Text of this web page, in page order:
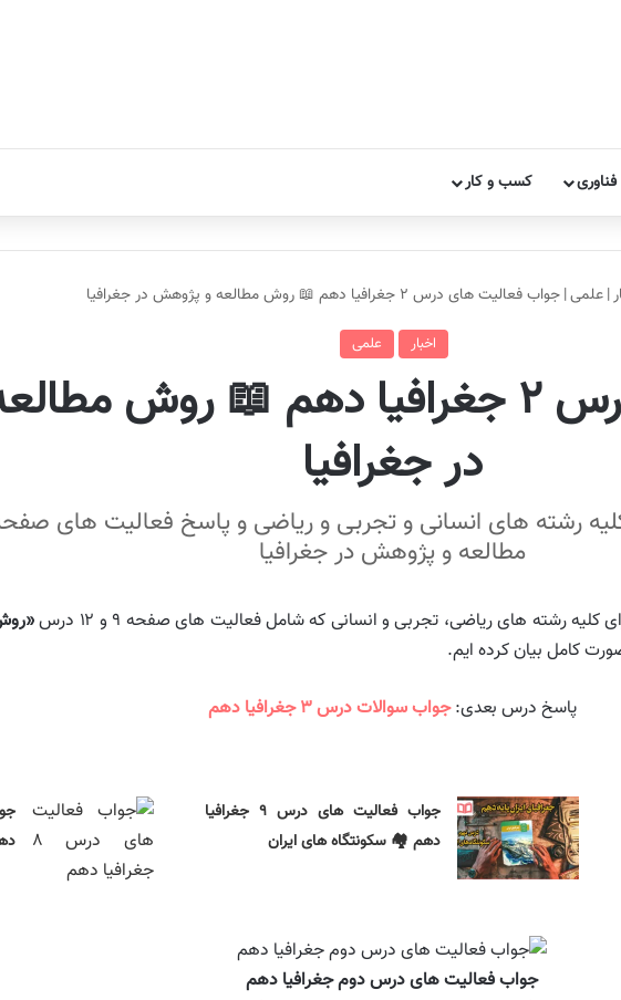
فناوری کسب و کار
|علمی|جواب فعالیت های درس ۲ جغرافیا دهم 📖 روش مطالعه و پژوهش در جغرافیا
اخبار علمی
جواب فعالیت های درس ۲ جغرافیا دهم 📖
در جغرافیا
مطالعه و پژوهش در جغرافیا
کلیه رشته های ریاضی، تجربی و انسانی که شامل فعالیت های صفحه ۹ و ۱۲ درس
کامل بیان کرده ایم.
پاسخ درس بعدی:جواب سوالات درس ۳ جغرافیا دهم
جواب فعالیت های درس ۹ جغرافیا
دهم 🏘️ سکونتگاه‌ های ایران
جواب فعالیت های درس دوم جغرافیا دهم